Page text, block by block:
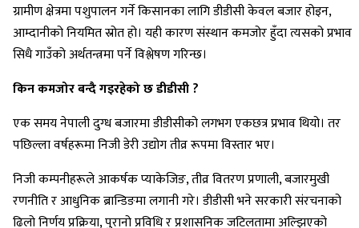
ग्रामीण क्षेत्रमा पशुपालन गर्ने किसानका लागि डीडीसी केवल बजार होइन,
आम्दानीको नियमित स्रोत हो। यही कारण संस्थान कमजोर हुँदा त्यसको प्रभाव
सिधै गाउँको अर्थतन्त्रमा पर्ने विश्लेषण गरिन्छ।
किन कमजोर बन्दै गइरहेको छ डीडीसी ?
एक समय नेपाली दुग्ध बजारमा डीडीसीको लगभग एकछत्र प्रभाव थियो। तर
पछिल्ला वर्षहरूमा निजी डेरी उद्योग तीव्र रूपमा विस्तार भए।
निजी कम्पनीहरूले आकर्षक प्याकेजिङ, तीव्र वितरण प्रणाली, बजारमुखी
रणनीति र आधुनिक ब्रान्डिङमा लगानी गरे। डीडीसी भने सरकारी संरचनाको
ढिलो निर्णय प्रक्रिया, पुरानो प्रविधि र प्रशासनिक जटिलतामा अल्झिएको